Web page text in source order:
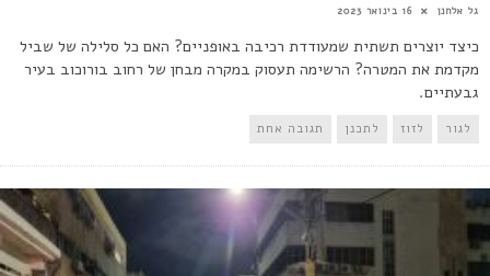
גל אלחנן 16 בינואר 2023
כיצד יוצרים תשתית שמעודדת רכיבה באופניים? האם כל סלילה של שביל
מקדמת את המטרה? הרשימה תעסוק במקרה מבחן של רחוב בורוכוב בעיר
גבעתיים.
לגור לזוז לתכנן תגובה אחת